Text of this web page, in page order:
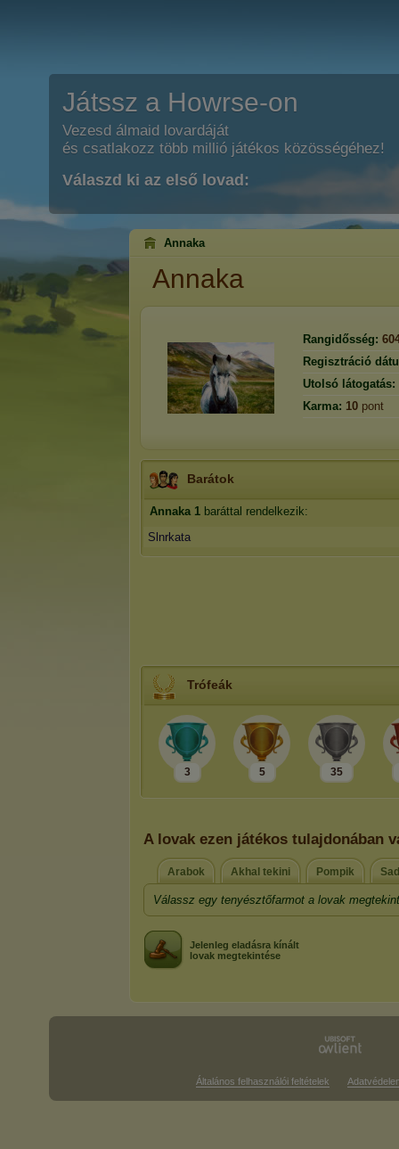
Játssz a Howrse-on
Vezesd álmaid lovardáját
és csatlakozz több millió játékos közösségéhez!
Válaszd ki az első lovad:
Annaka
Annaka
Rangidősség:
Regisztráció
Utolsó látogatás:
Karma: 10 pont
Barátok
Annaka 1 baráttal rendelkezik:
Slnrkata
Trófeák
3 5 35
A lovak ezen játékos tulajdonában
Arabok Akhal tekini Pompik
Válassz egy tenyésztőfarmot a lovak
Jelenleg eladásra kínált
lovak megtekintése
Általános felhasználói feltételek